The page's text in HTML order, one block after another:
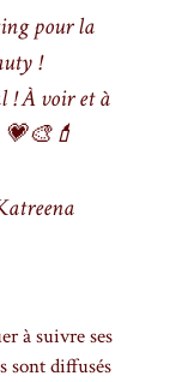
pour la
!
! À voir et à
💗🎨💄
à suivre ses
sont diffusés